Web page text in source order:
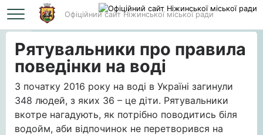
Офіційний сайт Ніжинської міської ради
Головна Рятувальники про правила поведінки на воді
Рятувальники про правила
поведінки на воді
З початку 2016 року на воді в Україні загинули
348 людей, з яких 36 – це діти. Рятувальники
вкотре нагадують, як потрібно поводитись біля
водойм, аби відпочинок не перетворився на